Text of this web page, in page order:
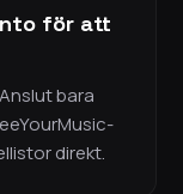
för att
bara
direkt.